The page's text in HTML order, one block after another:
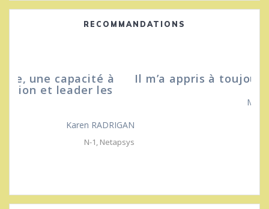
RECOMMANDATIONS
Il m’a appris à toujours aller de l’avant…
Mbolatiana ANDRIAMIRIJASOA
LES PROJETS EMBLÉMATIQUES